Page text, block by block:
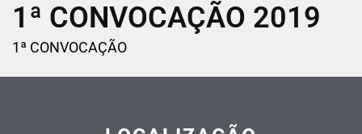
1ª CONVOCAÇÃO 2019
1ª CONVOCAÇÃO